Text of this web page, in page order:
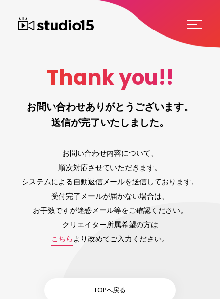
Thank you!!
お問い合わせありがとうございます。
送信が完了いたしました。
お問い合わせ内容について、
順次対応させていただきます。
システムによる自動返信メールを送信しております。
受付完了メールが届かない場合は、
お手数ですが迷惑メール等をご確認ください。
クリエイター所属希望の方は
こちらより改めてご入力ください。
TOPへ戻る